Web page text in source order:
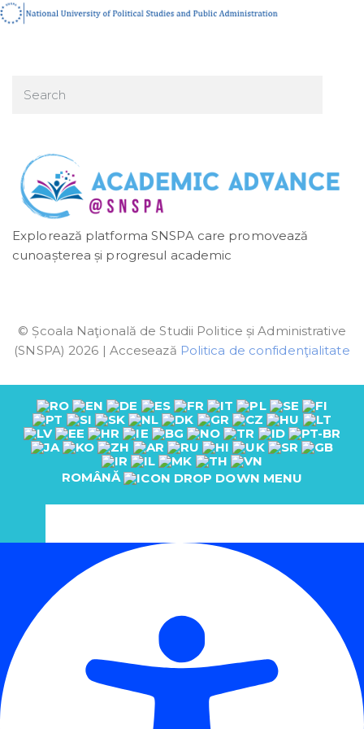
Explorează platforma SNSPA care promovează
cunoașterea și progresul academic
© Școala Naţională de Studii Politice și Administrative
(SNSPA) 2026 | Accesează Politica de confidenţialitate
ROMÂNĂ